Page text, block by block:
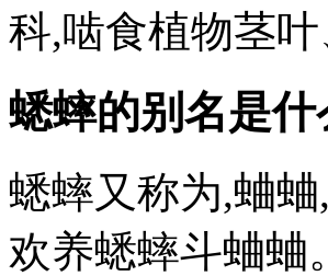
科,啮食植物茎
蟋蟀的别名是什
蟋蟀又称为,蛐
欢养蟋蟀斗蛐蛐。